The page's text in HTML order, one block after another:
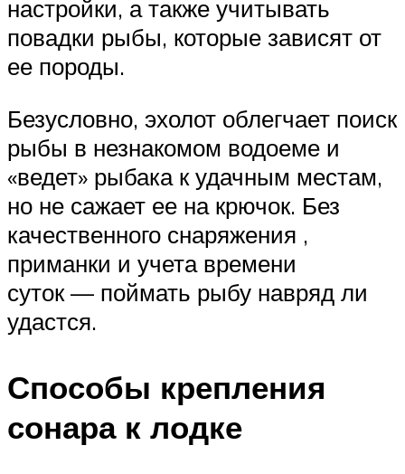
настройки, а также учитывать
повадки рыбы, которые зависят от
ее породы.
Безусловно, эхолот облегчает поиск
рыбы в незнакомом водоеме и
«ведет» рыбака к удачным местам,
но не сажает ее на крючок. Без
качественного снаряжения ,
приманки и учета времени
суток — поймать рыбу навряд ли
удастся.
Способы крепления
сонара к лодке